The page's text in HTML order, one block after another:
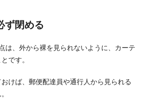
ず閉める
は、外から裸を見られないように、カーテ
です。
けば、郵便配達員や通行人から見られる